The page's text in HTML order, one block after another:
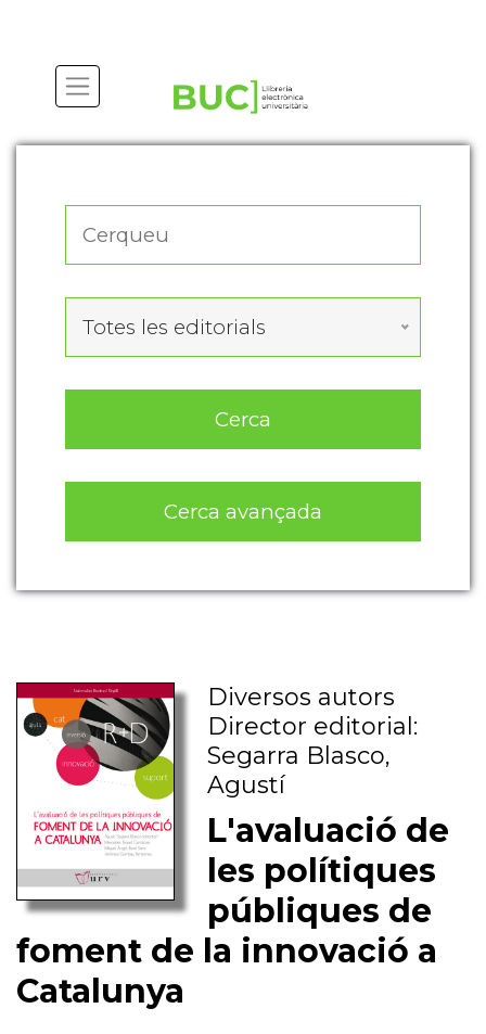
Totes les editorials
Cerca
Cerca avançada
Diversos autors
Director editorial:
Segarra Blasco,
Agustí
L'avaluació de
les polítiques
públiques de
foment de la innovació a
Catalunya